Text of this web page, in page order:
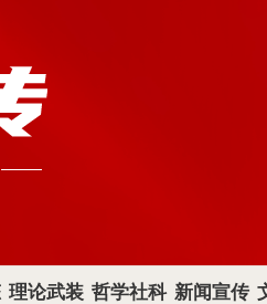
理论武装 哲学社科 新闻宣传